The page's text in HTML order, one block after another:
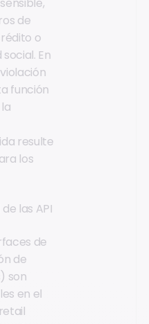
de
o
En
función
resulte
los
las API
de
de
son
en el